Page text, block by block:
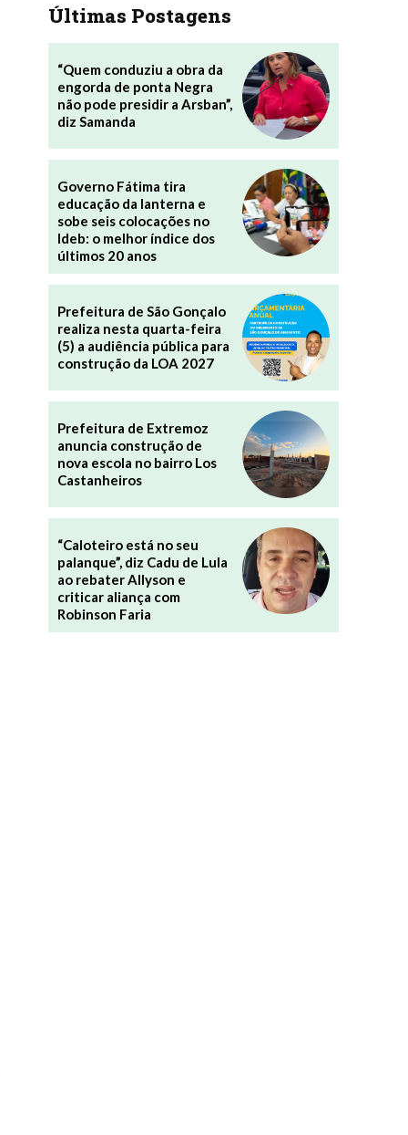
Últimas Postagens
“Quem conduziu a obra da
engorda de ponta Negra
não pode presidir a Arsban”,
diz Samanda
Governo Fátima tira
educação da lanterna e
sobe seis colocações no
Ideb: o melhor índice dos
últimos 20 anos
Prefeitura de São Gonçalo
realiza nesta quarta-feira
(5) a audiência pública para
construção da LOA 2027
Prefeitura de Extremoz
anuncia construção de
nova escola no bairro Los
Castanheiros
“Caloteiro está no seu
palanque”, diz Cadu de Lula
ao rebater Allyson e
criticar aliança com
Robinson Faria